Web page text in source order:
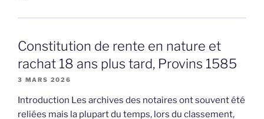
Constitution de rente en nature et
rachat 18 ans plus tard, Provins 1585
3 MARS 2026
Introduction Les archives des notaires ont souvent été
reliées mais la plupart du temps, lors du classement,